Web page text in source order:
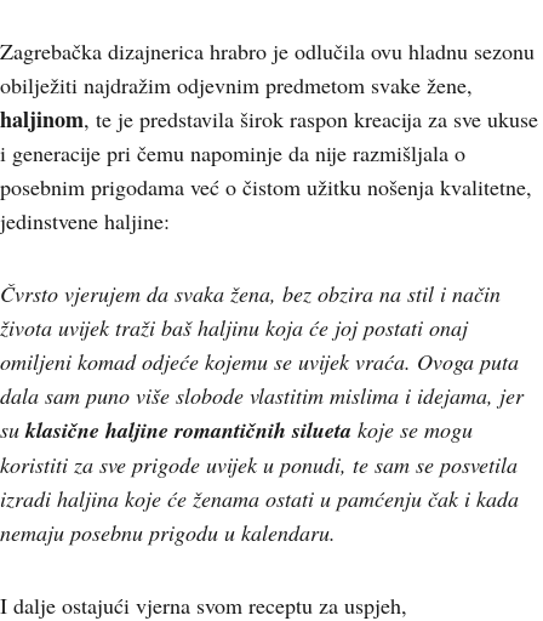
Zagrebačka dizajnerica hrabro je odlučila ovu hladnu sezonu
obilježiti najdražim odjevnim predmetom svake žene,
haljinom, te je predstavila širok raspon kreacija za sve ukuse
i generacije pri čemu napominje da nije razmišljala o
posebnim prigodama već o čistom užitku nošenja kvalitetne,
jedinstvene haljine:
Čvrsto vjerujem da svaka žena, bez obzira na stil i način
života uvijek traži baš haljinu koja će joj postati onaj
omiljeni komad odjeće kojemu se uvijek vraća. Ovoga puta
dala sam puno više slobode vlastitim mislima i idejama, jer
suklasične haljine romantičnih silueta koje se mogu
koristiti za sve prigode uvijek u ponudi, te sam se posvetila
izradi haljina koje će ženama ostati u pamćenju čak i kada
nemaju posebnu prigodu u kalendaru.
I dalje ostajući vjerna svom receptu za uspjeh,